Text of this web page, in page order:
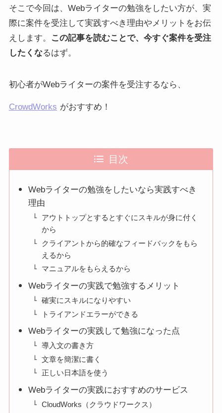
そこで今回は、Webライターの勉強をしたい方が、実
際に案件を受注して実践すべき理由やメリットをお伝
えします。
この記事を読むことで、今すぐ案件を受注
したくなるはず。
初心者がWebライターの案件を受注するなら、
CrowdWorks がおすすめ！
目次
Webライターの勉強をしたいなら実践すべき
理由
アウトトップとするとすぐにスキルが身に付く
から
クライアントから的確なフィードバックをもら
えるから
マニュアルをもらえるから
Webライターの実践で勉強するメリット
確実にスキルになりやすい
トライアンドエラーができる
Webライターの実践して勉強になった点
導入文の書き方
文章を簡潔に書く
正しい日本語を使う
Webライターの実践におすすめのサービス
CloudWorks（クラウドワークス）